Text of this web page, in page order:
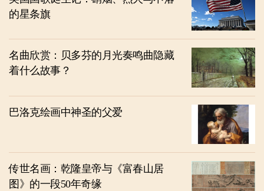
的星条旗
名曲欣赏：贝多芬的月光奏鸣曲隐藏
着什么故事？
巴洛克绘画中神圣的父爱
传世名画：乾隆皇帝与《富春山居
图》的一段50年奇缘